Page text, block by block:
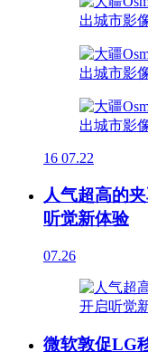
16 07.22
人气超高的
听觉新体验
07.26
微软敦促LG